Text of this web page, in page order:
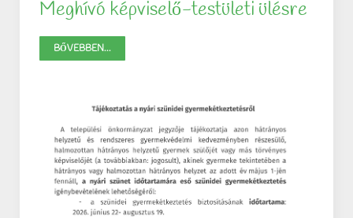
Meghívó képviselő-testületi ülésre
BŐVEBBEN...